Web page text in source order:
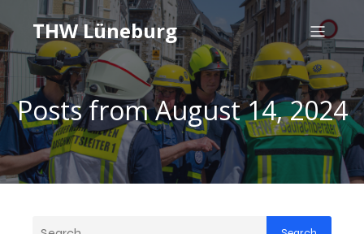
THW Lüneburg
Posts from August 14, 2024